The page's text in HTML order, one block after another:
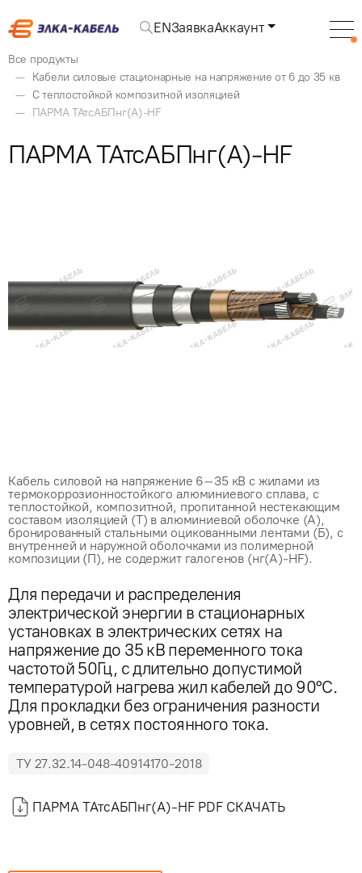
ENЗаявкаАккаунт
Все продукты
Кабели силовые стационарные на напряжение от 6 до 35 кв
С теплостойкой композитной изоляцией
ПАРМА ТАтсАБПнг(А)-HF
Кабель силовой на напряжение 6–35 кВ с жилами из
термокоррозионностойкого алюминиевого сплава, с
теплостойкой, композитной, пропитанной нестекающим
составом изоляцией (Т) в алюминиевой оболочке (А),
бронированный стальными оцикованными лентами (Б), с
внутренней и наружной оболочками из полимерной
композиции (П), не содержит галогенов (нг(А)-HF).
Для передачи и распределения
электрической энергии в стационарных
установках в электрических сетях на
напряжение до 35 кВ переменного тока
частотой 50Гц, с длительно допустимой
температурой нагрева жил кабелей до 90°С.
Для прокладки без ограничения разности
уровней, в сетях постоянного тока.
ТУ 27.32.14-048-40914170-2018
ПАРМА ТАтсАБПнг(А)-HF PDF СКАЧАТЬ
ПАРМА ТАтсАБПнг(А)-HF